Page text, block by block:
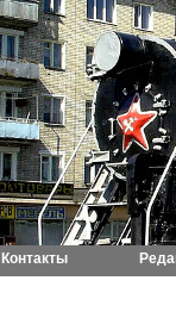
Контакты